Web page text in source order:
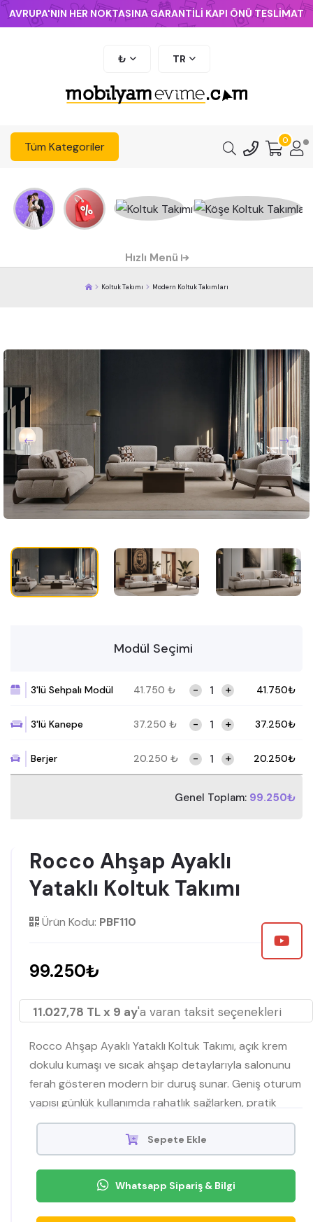
AVRUPA'NIN HER NOKTASINA GARANTİLİ KAPI ÖNÜ TESLİMAT
₺ TR
Tüm Kategoriler 0
Hızlı Menü
Koltuk Takımı Modern Koltuk Takımları
Modül Seçimi
3'lü Sehpalı Modül 41.750 ₺ - + 41.750₺
3'lü Kanepe 37.250 ₺ - + 37.250₺
Berjer 20.250 ₺ - + 20.250₺
Genel Toplam: 99.250₺
Rocco Ahşap Ayaklı
Yataklı Koltuk Takımı
Ürün Kodu: PBF110
99.250₺
11.027,78 TL x 9 ay'a varan taksit seçenekleri
Rocco Ahşap Ayaklı Yataklı Koltuk Takımı, açık krem
dokulu kumaşı ve sıcak ahşap detaylarıyla salonunu
ferah gösteren modern bir duruş sunar. Geniş oturum
yapısı günlük kullanımda rahatlık sağlarken, pratik
mekanizması sayesinde misafir geldiğinde kısa sürede
yatağa dönüşerek ekstra alan kazandırır. Sağlam
ahşap ayakları, kol kısımlarındaki şık ahşap yüzey ve
dengeli sırt formu; hem konforu hem de uzun ömürlü
kullanımı bir araya getirir.
Sepete Ekle
Whatsapp Sipariş & Bilgi